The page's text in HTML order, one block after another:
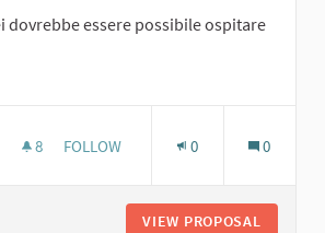
dovrebbe essere possibile ospitare
8 8 FOLLOWERS
FOLLOW 0 0
VIEW PROPOSAL